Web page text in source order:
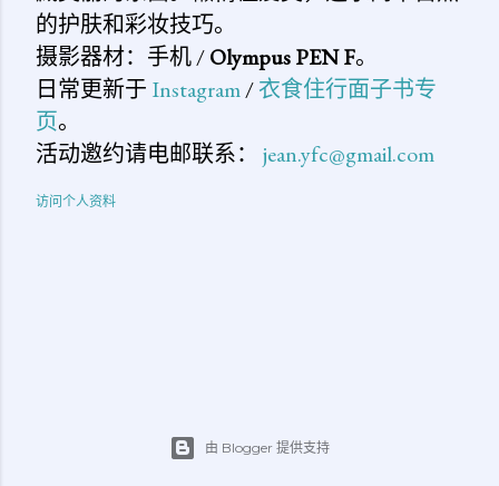
的护肤和彩妆技巧。
摄影器材：手机 /Olympus PEN F。
日常更新于 Instagram/衣食住行面子书专
页。
活动邀约请电邮联系： jean.yfc@gmail.com
访问个人资料
由 Blogger 提供支持